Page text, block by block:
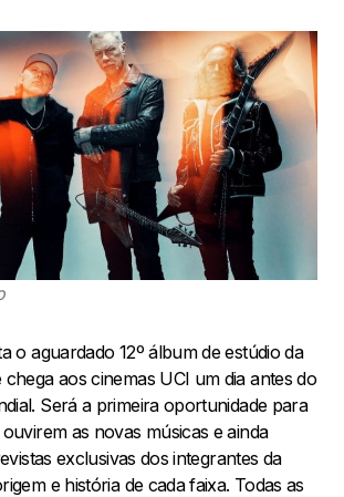
o aguardado 12º álbum de estúdio da
aos cinemas UCI um dia antes do
Será a primeira oportunidade para
as novas músicas e ainda
exclusivas dos integrantes da
e história de cada faixa. Todas as